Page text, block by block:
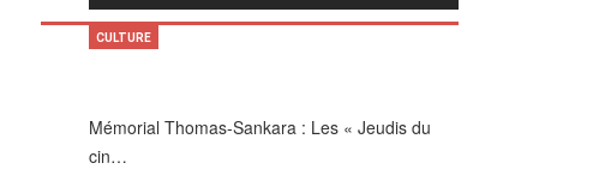
Mémorial Thomas-Sankara : Les « Jeudis du
cin…
CULTURE